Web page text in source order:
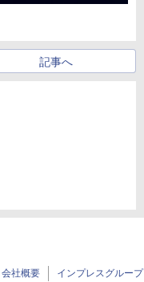
記事へ
会社概要 インプレスグループ